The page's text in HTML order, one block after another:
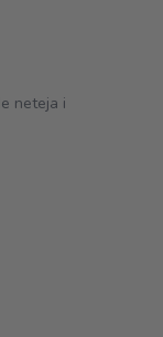
neteja i